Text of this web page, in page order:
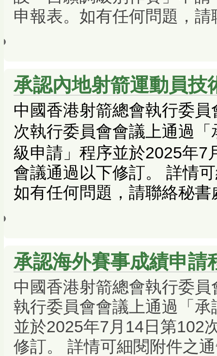
申報表。 如有任何問題，
承認內地射箭運動員技
中國香港射箭總會執行委
次執行委員會會議上通過「
級申請 」程序並於2025年7
會議通過以下修訂。 詳情
如有任何問題，請聯絡秘書
承認海外賽事成績申請
中國香港射箭總會執行委
執行委員會會議上通過「
並於2025年7月14日第102
修訂。 詳情可細閱附件之